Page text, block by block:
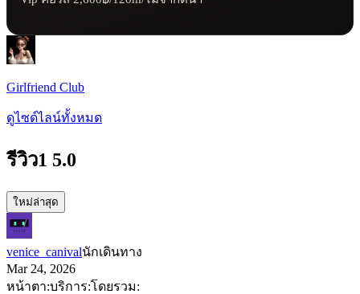
Girlfriend Club
ดูไซด์ไลน์ทั้งหมด
รีวิว1 5.0
ใหม่ล่าสุด
venice_canivalนักเดินทาง
Mar 24, 2026
หน้าตา:บริการ:โดยรวม: